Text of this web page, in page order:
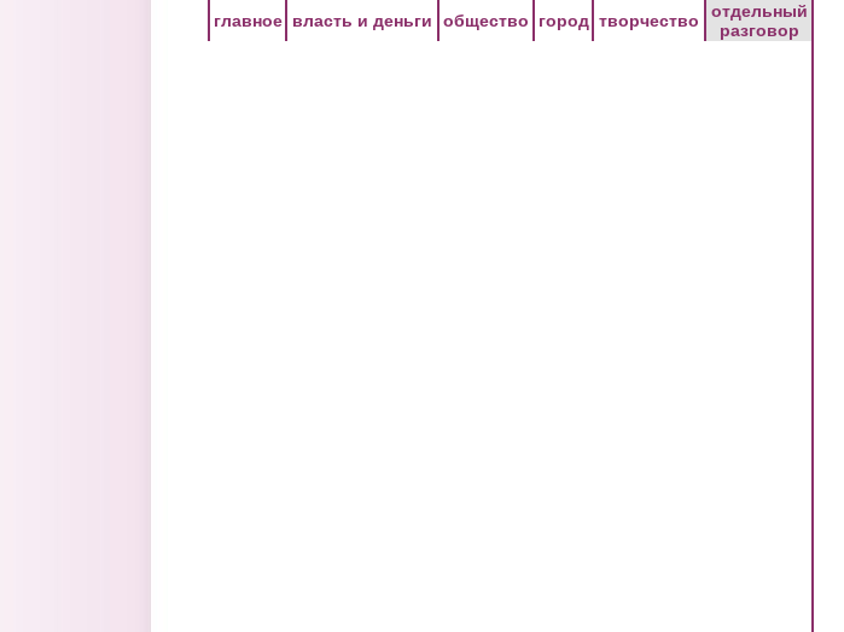
главное власть и деньги общество город творчество
отдельный
разговор